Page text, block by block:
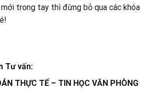
trong tay thì đừng bỏ qua các khóa
Tư vấn:
THỰC TẾ – TIN HỌC VĂN PHÒNG